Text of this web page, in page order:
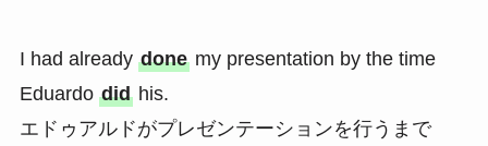
I had already donemy presentation by the time
Eduardo didhis.
エドゥアルドがプレゼンテーションを行うまで